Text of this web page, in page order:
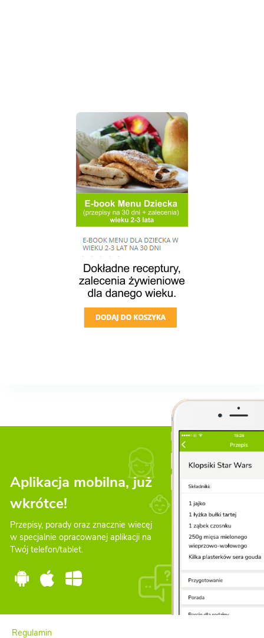
Aplikacja mobilna, już
wkrótce!
Przepisy, porady oraz znacznie wiecęj
w specjalnie opracowanej aplikacji na
Twój telefon/tablet.
Regulamin